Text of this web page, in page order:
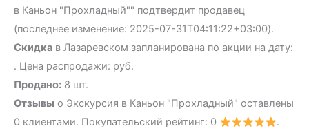
в Каньон "Прохладный"" подтвердит продавец
(последнее изменение: 2025-07-31T04:11:22+03:00).
Скидка в Лазаревском запланирована по акции на дату:
. Цена распродажи: руб.
Продано: 8 шт.
Отзывы о Экскурсия в Каньон "Прохладный" оставлены
0 клиентами. Покупательский рейтинг: 0
.